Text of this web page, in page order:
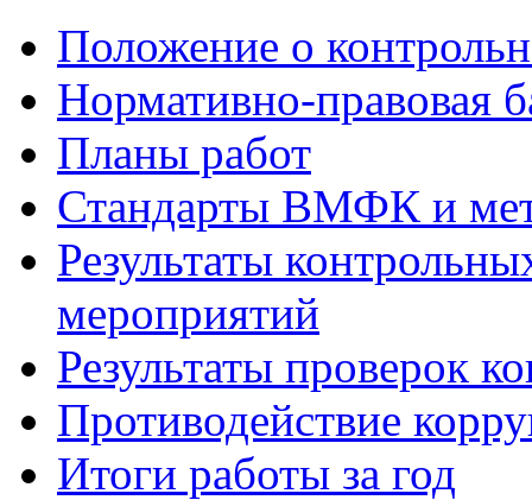
Положение о
Нормативно-правовая
Планы работ
Стандарты ВМФК и
Результаты
мероприятий
Результаты проверок
Противодействие
Итоги работы за год